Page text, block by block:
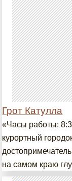
Грот Катулла
«Часы работы:
курортный
на самом краю